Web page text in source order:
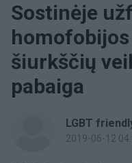
Sostinėje
šiurkščių
pabaiga
LGBT
2019-06-12